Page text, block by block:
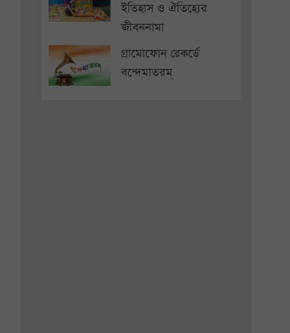
ইতিহাস ও ঐতিহ্যের
জীবননামা
গ্রামোফোন রেকর্ডে
বন্দেমাতরম্